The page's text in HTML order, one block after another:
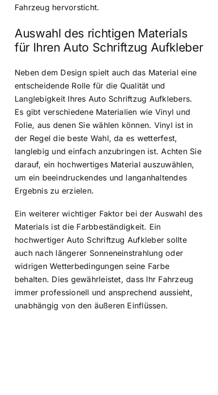
Fahrzeug hervorsticht.
Auswahl des richtigen Materials
für Ihren Auto Schriftzug Aufkleber
Neben dem Design spielt auch das Material eine
entscheidende Rolle für die Qualität und
Langlebigkeit Ihres Auto Schriftzug Aufklebers.
Es gibt verschiedene Materialien wie Vinyl und
Folie, aus denen Sie wählen können. Vinyl ist in
der Regel die beste Wahl, da es wetterfest,
langlebig und einfach anzubringen ist. Achten Sie
darauf, ein hochwertiges Material auszuwählen,
um ein beeindruckendes und langanhaltendes
Ergebnis zu erzielen.
Ein weiterer wichtiger Faktor bei der Auswahl des
Materials ist die Farbbeständigkeit. Ein
hochwertiger Auto Schriftzug Aufkleber sollte
auch nach längerer Sonneneinstrahlung oder
widrigen Wetterbedingungen seine Farbe
behalten. Dies gewährleistet, dass Ihr Fahrzeug
immer professionell und ansprechend aussieht,
unabhängig von den äußeren Einflüssen.